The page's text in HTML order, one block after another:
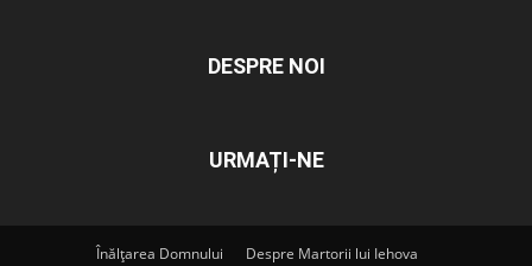
DESPRE NOI
URMAȚI-NE
Înălțarea Domnului Despre Martorii lui Iehova